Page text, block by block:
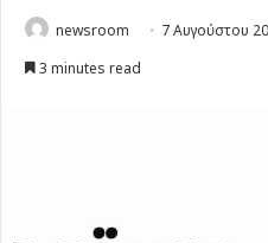
newsroom 7 Αυγούστου
3 minutes read